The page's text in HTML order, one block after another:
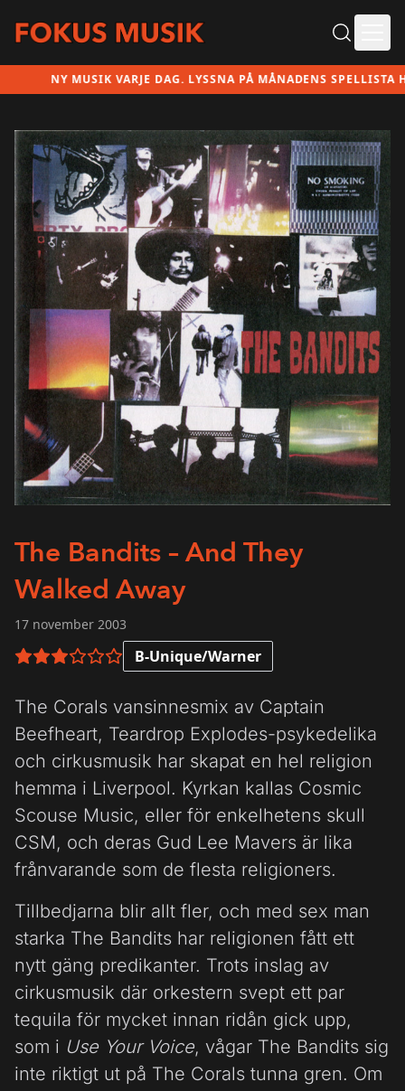
NY MUSIK VARJE DAG. LYSSNA PÅ MÅNADENS SPELLISTA HÄR!
The Bandits – And They
Walked Away
17 november 2003
3 av 6 i betyg B-Unique/Warner
The Corals vansinnesmix av Captain
Beefheart, Teardrop Explodes-psykedelika
och cirkusmusik har skapat en hel religion
hemma i Liverpool. Kyrkan kallas Cosmic
Scouse Music, eller för enkelhetens skull
CSM, och deras Gud Lee Mavers är lika
frånvarande som de flesta religioners.
Tillbedjarna blir allt fler, och med sex man
starka The Bandits har religionen fått ett
nytt gäng predikanter. Trots inslag av
cirkusmusik där orkestern svept ett par
tequila för mycket innan ridån gick upp,
som i Use Your Voice, vågar The Bandits sig
inte riktigt ut på The Corals tunna gren. Om